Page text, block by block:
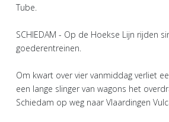
Tube.
SCHIEDAM - Op de Hoekse Lijn rijden
goederentreinen.
Om kwart over vier vanmiddag verliet
een lange slinger van wagons het
Schiedam op weg naar Vlaardingen